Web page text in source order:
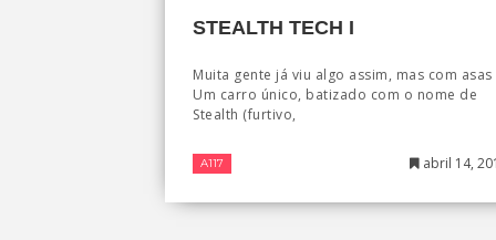
STEALTH TECH I
Muita gente já viu algo assim, mas com asas
Um carro único, batizado com o nome de
Stealth (furtivo,
A117 abril 14,